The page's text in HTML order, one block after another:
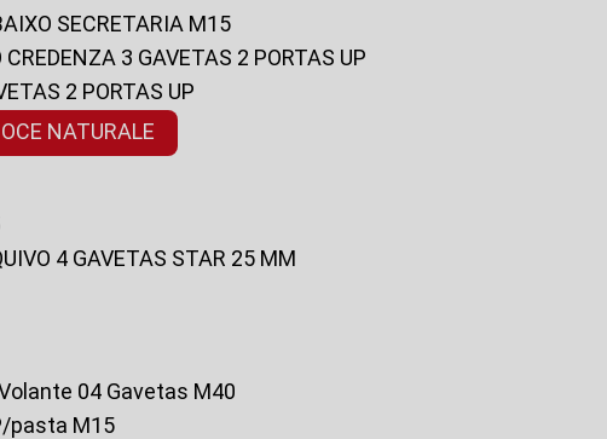
SECRETARIA M15
CREDENZA 3 GAVETAS 2 PORTAS UP
2 PORTAS UP
NATURALE
4 GAVETAS STAR 25 MM
Volante 04 Gavetas M40
pasta M15